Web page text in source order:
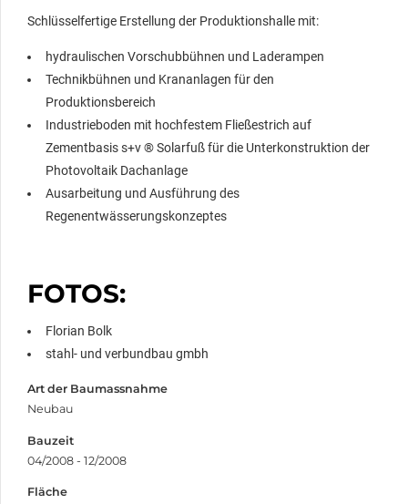
Schlüsselfertige Erstellung der Produktionshalle mit:
hydraulischen Vorschubbühnen und Laderampen
Technikbühnen und Krananlagen für den
Produktionsbereich
Industrieboden mit hochfestem Fließestrich auf
Zementbasis s+v ® Solarfuß für die Unterkonstruktion der
Photovoltaik Dachanlage
Ausarbeitung und Ausführung des
Regenentwässerungskonzeptes
FOTOS:
Florian Bolk
stahl- und verbundbau gmbh
Art der Baumassnahme
Neubau
Bauzeit
04/2008 - 12/2008
Fläche